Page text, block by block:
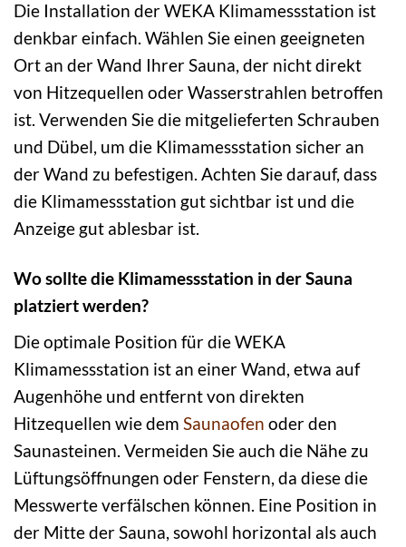
Die Installation der WEKA Klimamessstation ist
denkbar einfach. Wählen Sie einen geeigneten
Ort an der Wand Ihrer Sauna, der nicht direkt
von Hitzequellen oder Wasserstrahlen betroffen
ist. Verwenden Sie die mitgelieferten Schrauben
und Dübel, um die Klimamessstation sicher an
der Wand zu befestigen. Achten Sie darauf, dass
die Klimamessstation gut sichtbar ist und die
Anzeige gut ablesbar ist.
Wo sollte die Klimamessstation in der Sauna
platziert werden?
Die optimale Position für die WEKA
Klimamessstation ist an einer Wand, etwa auf
Augenhöhe und entfernt von direkten
Hitzequellen wie dem Saunaofen oder den
Saunasteinen. Vermeiden Sie auch die Nähe zu
Lüftungsöffnungen oder Fenstern, da diese die
Messwerte verfälschen können. Eine Position in
der Mitte der Sauna, sowohl horizontal als auch